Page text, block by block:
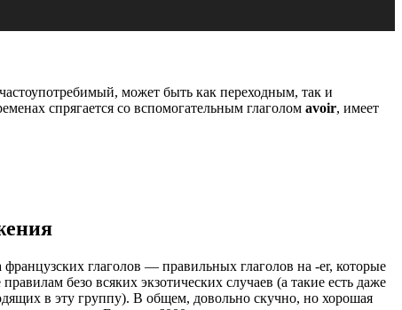
может быть как переходным, так и
спрягается со вспомогательным глаголом avoir, имеет
глаголов — правильных глаголов на -er, которые
безо всяких экзотических случаев (а такие есть даже
в эту группу). В общем, довольно скучно, но хорошая